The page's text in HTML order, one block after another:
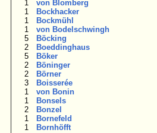
1
von Blomberg
1
Bockhacker
1
Bockmühl
1
von Bodelschwingh
5
Böcking
2
Boeddinghaus
5
Böker
2
Böninger
2
Börner
3
Boisserée
1
von Bonin
1
Bonsels
2
Bonzel
1
Bornefeld
1
Bornhöfft